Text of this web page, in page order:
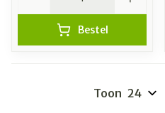
Bestel
Toon